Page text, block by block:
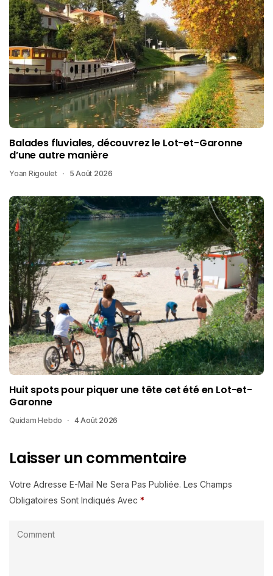
Balades fluviales, découvrez le Lot-et-Garonne
d’une autre manière
Yoan Rigoulet 5 Août 2026
Huit spots pour piquer une tête cet été en Lot-et-
Garonne
Quidam Hebdo 4 Août 2026
Laisser un commentaire
Votre Adresse E-Mail Ne Sera Pas Publiée. Les Champs
Obligatoires Sont Indiqués Avec *